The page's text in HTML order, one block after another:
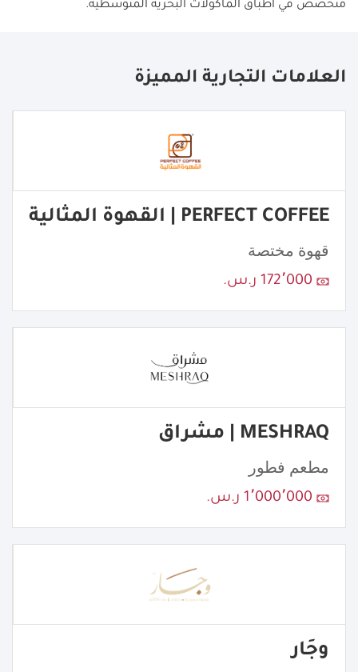
متخصص في أطباق المأكولات البحرية المتوسطية.
العلامات التجارية المميزة
PERFECT COFFEE | القهوة المثالية
قهوة مختصة
172٬000 ر.س.
MESHRAQ | مشراق
مطعم فطور
1٬000٬000 ر.س.
وجَار